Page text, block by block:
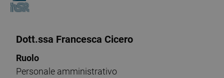
Dott.ssa Francesca Cicero
Ruolo
Personale amministrativo